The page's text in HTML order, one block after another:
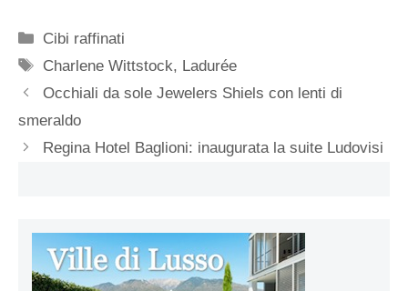
Categorie
Cibi raffinati
Tag
Charlene Wittstock, Ladurée
Occhiali da sole Jewelers Shiels con lenti di
smeraldo
Regina Hotel Baglioni: inaugurata la suite Ludovisi